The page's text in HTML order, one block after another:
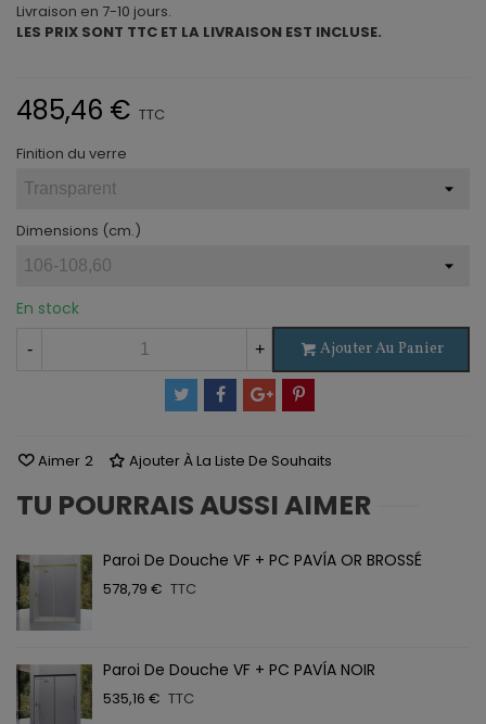
Livraison en 7-10 jours.
LES PRIX SONT TTC ET LA LIVRAISON EST INCLUSE.
485,46 € TTC
Finition du verre
Dimensions (cm.)
En stock
- + Ajouter Au Panier
Aimer 2 Ajouter À La Liste De Souhaits
TU POURRAIS AUSSI AIMER
Paroi De Douche VF + PC PAVÍA OR BROSSÉ
578,79 € TTC
Paroi De Douche VF + PC PAVÍA NOIR
535,16 € TTC